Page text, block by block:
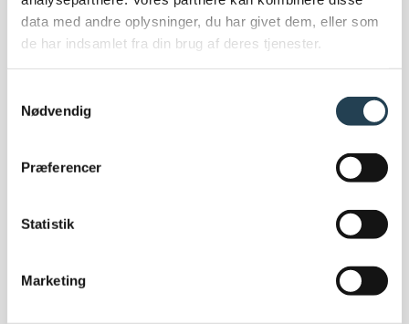
data med andre oplysninger, du har givet dem, eller som
de har indsamlet fra din brug af deres tjenester.
Nødvendig
Præferencer
Statistik
Marketing
Bæredygtighed
EPD
Bygningscertificeringer
Corporate Social Responsibility (CSR) politik
FN Verdensmål
Om os